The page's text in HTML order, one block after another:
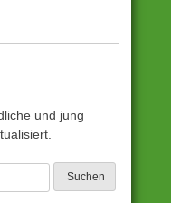
und jung